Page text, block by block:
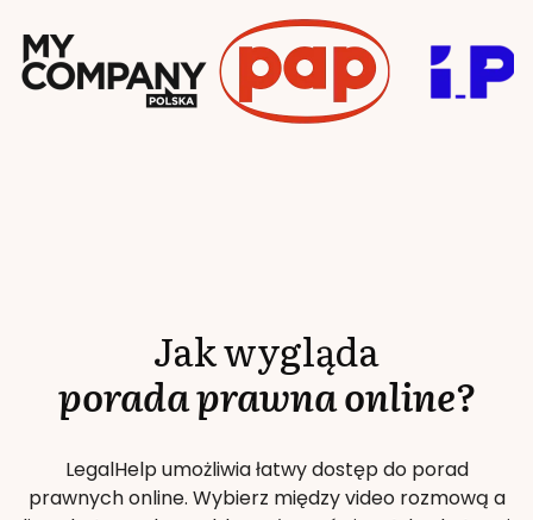
Jak wygląda
porada prawna online?
LegalHelp umożliwia łatwy dostęp do porad
prawnych online. Wybierz między video rozmową a